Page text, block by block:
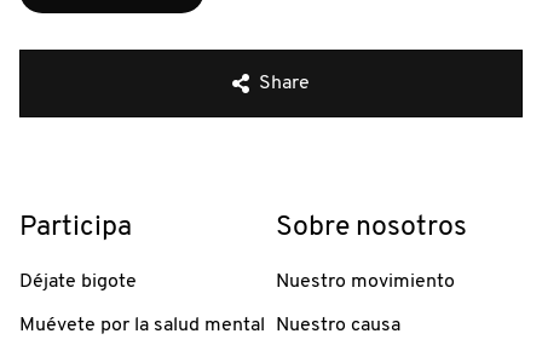
Share
Participa
Déjate bigote
Muévete por la salud mental
Sobre nosotros
Nuestro movimiento
Nuestro causa